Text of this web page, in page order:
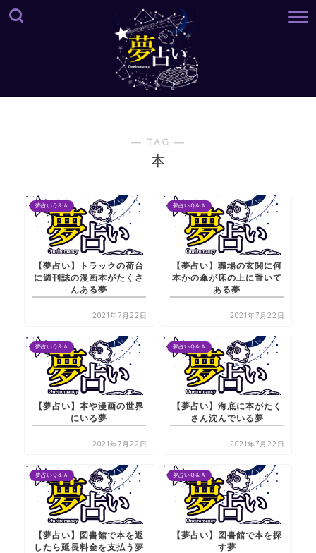
― TAG ―
本
夢占いＱ＆Ａ
【夢占い】トラックの荷台
に週刊誌の漫画本がたくさ
んある夢
2021年7月22日
夢占いＱ＆Ａ
【夢占い】職場の玄関に何
本かの傘が床の上に置いて
ある夢
2021年7月22日
夢占いＱ＆Ａ
【夢占い】本や漫画の世界
にいる夢
2021年7月22日
夢占いＱ＆Ａ
【夢占い】海底に本がたく
さん沈んでいる夢
2021年7月22日
夢占いＱ＆Ａ
【夢占い】図書館で本を返
したら延長料金を支払う夢
夢占いＱ＆Ａ
【夢占い】図書館で本を探
す夢